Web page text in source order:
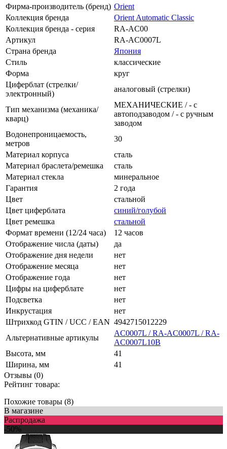
Фирма-производитель (бренд) Orient
Коллекция бренда
Orient Automatic Classic
Коллекция бренда - серия
RA-AC00
Артикул
RA-AC0007L
Страна бренда
Япония
Стиль
классические
Форма
круг
Циферблат (стрелки/
электронный)
аналоговый (стрелки)
Тип механизма (механика/
кварц)
МЕХАНИЧЕСКИЕ / - с
автоподзаводом / - с ручным
заводом
Водонепроницаемость,
метров
30
Материал корпуса
сталь
Материал браслета/ремешка
сталь
Материал стекла
минеральное
Гарантия
2 года
Цвет
стальной
Цвет циферблата
синий/голубой
Цвет ремешка
стальной
Формат времени (12/24 часа)
12 часов
Отображение числа (даты)
да
Отображение дня недели
нет
Отображение месяца
нет
Отображение года
нет
Цифры на циферблате
нет
Подсветка
нет
Инкрустация
нет
Штрихкод GTIN / UCC / EAN 4942715012229
Альтернативные артикулы
AC0007L / RA-AC0007L / RA-
AC0007L10B
Высота, мм
41
Ширина, мм
41
Отзывы (0)
Рейтинг товара:
Похожие товары (8)
В магазине
Распродажа
-50%